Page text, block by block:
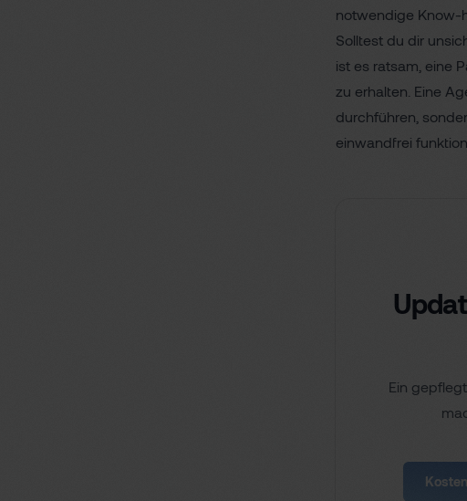
notwendige Know-
Solltest du dir
ist es ratsam, eine
zu erhalten. Eine
durchführen,
einwandfrei
Ein